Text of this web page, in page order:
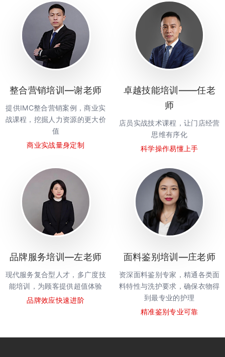
整合营销培训—谢老师
提供IMC整合营销案例，商业实
战课程，挖掘人力资源的更大价
值
商业实战量身定制
卓越技能培训——任老
师
店员实战技术课程，让门店经营
思维有序化
科学操作易懂上手
品牌服务培训—左老师
现代服务复合型人才，多广度技
能培训，为顾客提供超值体验
品牌效应快速进阶
面料鉴别培训—庄老师
资深面料鉴别专家，精通各类面
料特性与洗护要求，确保衣物得
到最专业的护理
精准鉴别专业可靠